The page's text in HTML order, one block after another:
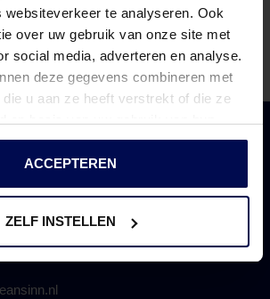
websiteverkeer te analyseren. Ook
over uw gebruik van onze site met
social media, adverteren en analyse.
deze gegevens combineren met
u aan ze heeft verstrekt of die ze
ACCEPTEREN
ZELF INSTELLEN
van nieuwe artikelen, spijkerharde
is bereikbaar op werkdagen van